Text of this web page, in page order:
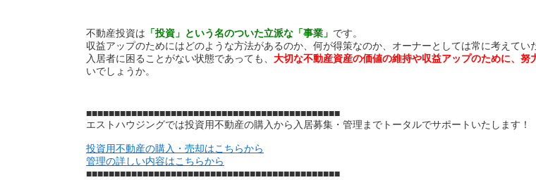
不動産投資は 「投資」という名のついた立派な「事業」 です。
収益アップのためにはどのような方法があるのか、何が得策なのか、オーナーとしては常に考えてい
入居者に困ることがない状態であっても、 大切な不動産資産の価値の維持や収益アップのために、努
いでしょうか。
■■■■■■■■■■■■■■■■■■■■■■■■■■■■■■■■■■■■■■■■■■■■■
エストハウジングでは投資用不動産の購入から入居募集・管理までトータルでサポートいたします！
投資用不動産の購入・売却はこちらから
管理の詳しい内容はこちらから
■■■■■■■■■■■■■■■■■■■■■■■■■■■■■■■■■■■■​​​​​​​■■■■​​​​​​​■■■■■